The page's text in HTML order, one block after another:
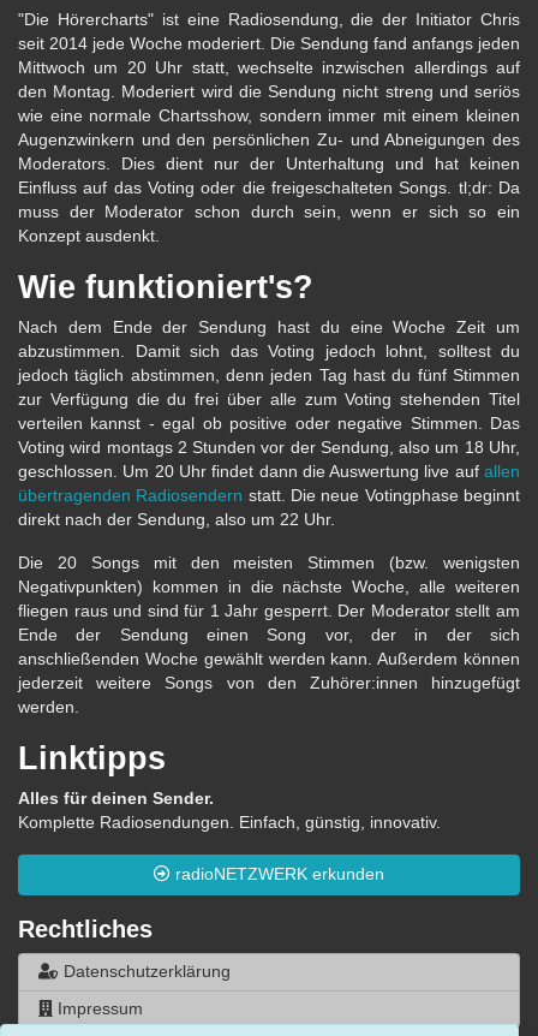
"Die Hörercharts" ist eine Radiosendung, die der Initiator Chris
seit 2014 jede Woche moderiert. Die Sendung fand anfangs jeden
Mittwoch um 20 Uhr statt, wechselte inzwischen allerdings auf
den Montag. Moderiert wird die Sendung nicht streng und seriös
wie eine normale Chartsshow, sondern immer mit einem kleinen
Augenzwinkern und den persönlichen Zu- und Abneigungen des
Moderators. Dies dient nur der Unterhaltung und hat keinen
Einfluss auf das Voting oder die freigeschalteten Songs. tl;dr: Da
muss der Moderator schon durch sein, wenn er sich so ein
Konzept ausdenkt.
Wie funktioniert's?
Nach dem Ende der Sendung hast du eine Woche Zeit um
abzustimmen. Damit sich das Voting jedoch lohnt, solltest du
jedoch täglich abstimmen, denn jeden Tag hast du fünf Stimmen
zur Verfügung die du frei über alle zum Voting stehenden Titel
verteilen kannst - egal ob positive oder negative Stimmen. Das
Voting wird montags 2 Stunden vor der Sendung, also um 18 Uhr,
geschlossen. Um 20 Uhr findet dann die Auswertung live auf allen
übertragenden Radiosendern statt. Die neue Votingphase beginnt
direkt nach der Sendung, also um 22 Uhr.
Die 20 Songs mit den meisten Stimmen (bzw. wenigsten
Negativpunkten) kommen in die nächste Woche, alle weiteren
fliegen raus und sind für 1 Jahr gesperrt. Der Moderator stellt am
Ende der Sendung einen Song vor, der in der sich
anschließenden Woche gewählt werden kann. Außerdem können
jederzeit weitere Songs von den Zuhörer:innen hinzugefügt
werden.
Linktipps
Alles für deinen Sender.
Komplette Radiosendungen. Einfach, günstig, innovativ.
radioNETZWERK erkunden
Rechtliches
Datenschutzerklärung
Impressum